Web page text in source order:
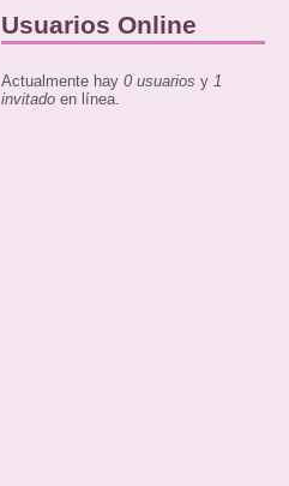
Usuarios Online
Actualmente hay 0 usuarios y 1
invitado en línea.